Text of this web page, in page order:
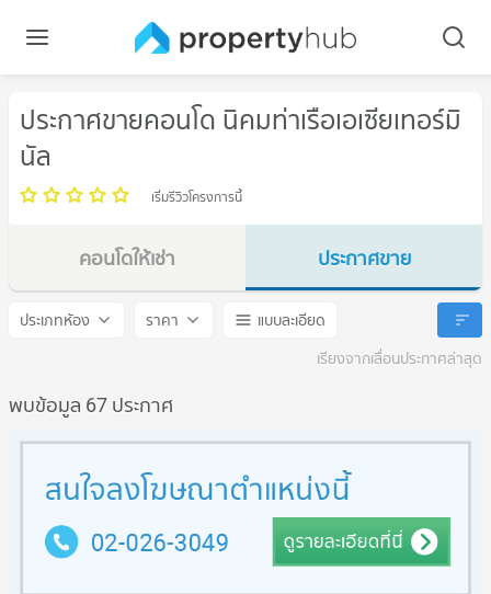
ประกาศขายคอนโด นิคมท่าเรือเอเซียเทอร์มิ
นัล
เริ่มรีวิวโครงการนี้
คอนโดให้เช่า
นิคมท่าเรือเอเซียเทอร์มินัล
ประกาศขาย
นิคมท่าเรือเอเซียเทอร์มินัล
ประเภทห้อง ราคา
แบบละเอียด
เรียงจากเลื่อนประกาศล่าสุด
พบข้อมูล 67 ประกาศ